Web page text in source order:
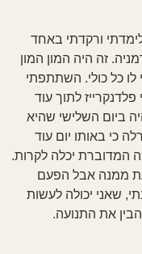
ורקדתי באחד
זה היה המון המון
כל כולי. השתתפתי
לתוך עוד
ביום השלישי שהיא
כי באותו יום עוד
המדוברת יכלה לקרות.
ממנה אבל הפעם
שאני יכולה לעשות
את התנועה.